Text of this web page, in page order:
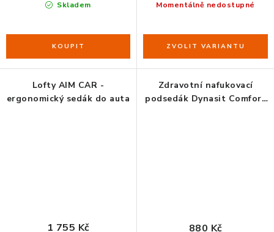
Skladem Momentálně nedostupné
Lofty AIM CAR -
ergonomický sedák do auta
1 755 Kč
Zdravotní nafukovací
podsedák Dynasit Comfort
880 Kč